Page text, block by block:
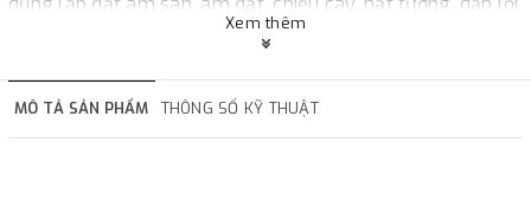
Power: 3W CREE LED
Luminous flux:3W 185lm CRI:>80Ra
Xem thêm
MÔ TẢ SẢN PHẨM THÔNG SỐ KỸ THUẬT